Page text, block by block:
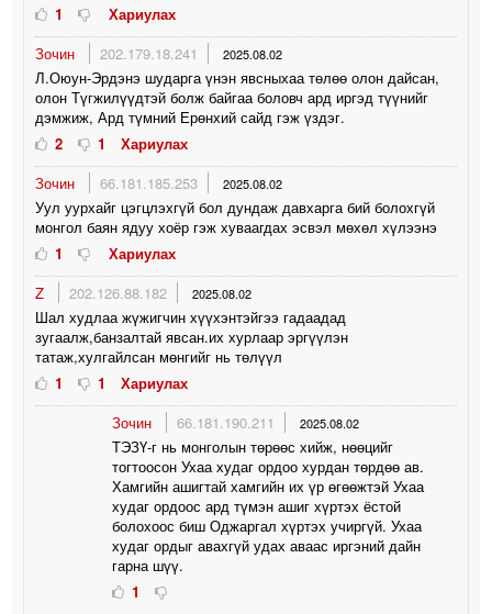
1
Хариулах
Зочин
202.179.18.241 2025.08.02
Л.Оюун-Эрдэнэ шударга үнэн явсныхаа төлөө олон дайсан,
олон Түгжилүүдтэй болж байгаа боловч ард иргэд түүнийг
дэмжиж, Ард түмний Ерөнхий сайд гэж үздэг.
2
1
Хариулах
Зочин
66.181.185.253 2025.08.02
Уул уурхайг цэгцлэхгүй бол дундаж давхарга бий болохгүй
монгол баян ядуу хоёр гэж хуваагдах эсвэл мөхөл хүлээнэ
1
Хариулах
Z
202.126.88.182 2025.08.02
Шал худлаа жүжигчин хүүхэнтэйгээ гадаадад
зугаалж,банзалтай явсан.их хурлаар эргүүлэн
татаж,хулгайлсан мөнгийг нь төлүүл
1
1
Хариулах
Зочин
66.181.190.211 2025.08.02
ТЭЗҮ-г нь монголын төрөөс хийж, нөөцийг
тогтоосон Ухаа худаг ордоо хурдан төрдөө ав.
Хамгийн ашигтай хамгийн их үр өгөөжтэй Ухаа
худаг ордоос ард түмэн ашиг хүртэх ёстой
болохоос биш Оджаргал хүртэх учиргүй. Ухаа
худаг ордыг авахгүй удах аваас иргэний дайн
гарна шүү.
1